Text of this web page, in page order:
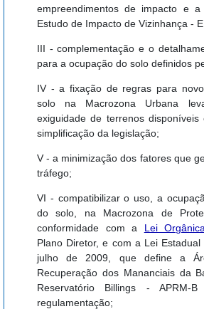
empreendimentos de impacto e a
Estudo de Impacto de Vizinhança -
III - complementação e o
para a ocupação do solo definidos
IV - a fixação de regras para
solo na Macrozona Urbana
exiguidade de terrenos
simplificação da legislação;
V - a minimização dos fatores que
tráfego;
VI - compatibilizar o uso, a
do solo, na Macrozona de
conformidade com a Lei
Plano Diretor, e com a Lei
julho de 2009, que define a
Recuperação dos Mananciais da
Reservatório Billings - APRM-
regulamentação;